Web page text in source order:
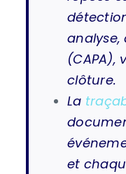
(CAPA),
clôture.
La
et